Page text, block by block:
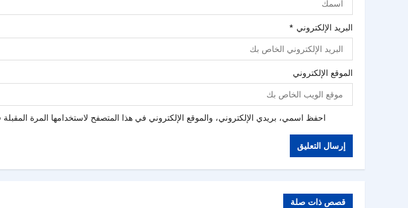
البريد الإلكتروني *
الموقع الإلكتروني
احفظ اسمي، بريدي الإلكتروني، والموقع الإلكتروني في هذا المتصفح لاستخدامها المرة
قصص ذات صلة